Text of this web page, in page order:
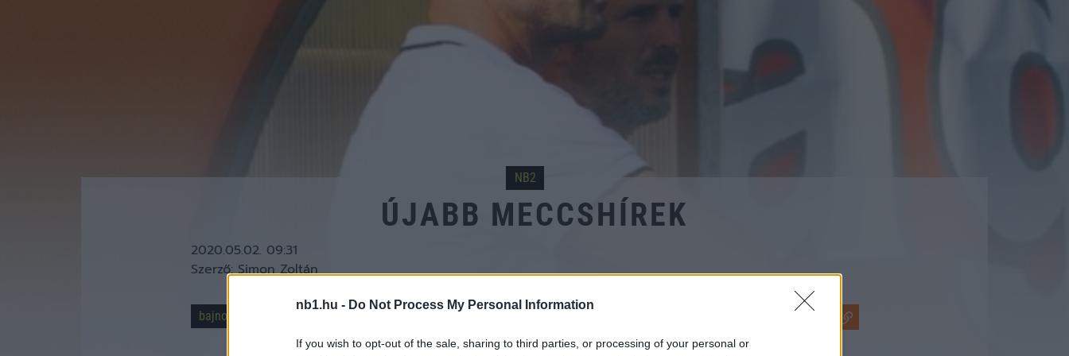
nb1.hu - Do Not Process My Personal Information
If you wish to opt-out of the sale, sharing to third parties, or processing of your personal or
NB2
ÚJABB MECCSHÍREK
2020.05.02. 09:31
Szerző:Simon Zoltán
bajnokság folytatása edzőmeccsek